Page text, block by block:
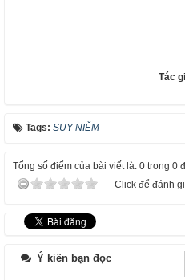
Tác
Tags: SUY NIỆM
Tổng số điểm của bài viết là: 0 trong 0
Click để đánh
Ý kiến bạn đọc